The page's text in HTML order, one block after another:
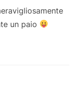
un paio